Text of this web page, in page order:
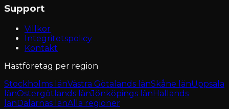
Support
Villkor
Integritetspolicy
Kontakt
Hästföretag per region
Stockholms länVästra Götalands länSkåne länUppsala
länÖstergötlands länJönköpings länHallands
länDalarnas länAlla regioner